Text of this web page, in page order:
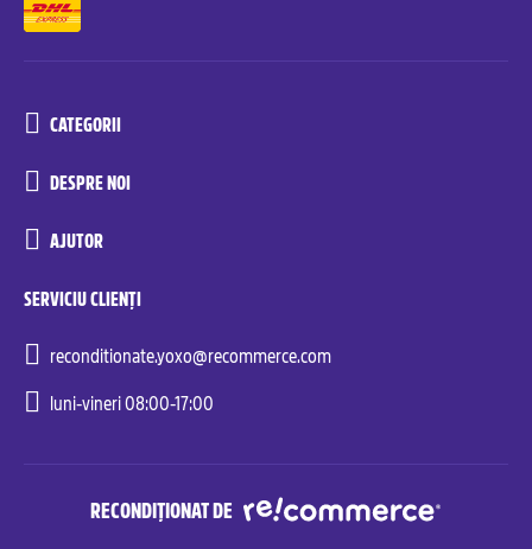
CATEGORII
DESPRE NOI
AJUTOR
SERVICIU CLIENȚI
reconditionate.yoxo@recommerce.com
luni-vineri 08:00-17:00
RECONDIȚIONAT DE